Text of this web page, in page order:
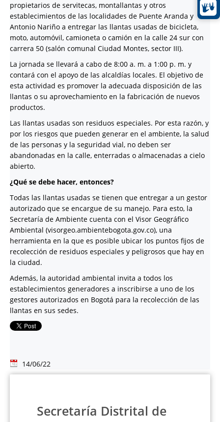
propietarios de servitecas, montallantas y otros
establecimientos de las localidades de Puente Aranda y
Antonio Nariño a entregar las llantas usadas de bicicleta,
moto, automóvil, camioneta o camión en la calle 24 sur con
carrera 50 (salón comunal Ciudad Montes, sector III).
La jornada se llevará a cabo de 8:00 a. m. a 1:00 p. m. y
contará con el apoyo de las alcaldías locales. El objetivo de
esta actividad es promover la adecuada disposición de las
llantas o su aprovechamiento en la fabricación de nuevos
productos.
Las llantas usadas son residuos especiales. Por esta razón, y
por los riesgos que pueden generar en el ambiente, la salud
de las personas y la seguridad vial, no deben ser
abandonadas en la calle, enterradas o almacenadas a cielo
abierto.
¿Qué se debe hacer, entonces?
Todas las llantas usadas se tienen que entregar a un gestor
autorizado que se encargue de su manejo. Para esto, la
Secretaría de Ambiente cuenta con el Visor Geográfico
Ambiental (visorgeo.ambientebogota.gov.co), una
herramienta en la que es posible ubicar los puntos fijos de
recolección de residuos especiales y peligrosos que hay en
la ciudad.
Además, la autoridad ambiental invita a todos los
establecimientos generadores a inscribirse a uno de los
gestores autorizados en Bogotá para la recolección de las
llantas en sus sedes.
14/06/22
Secretaría Distrital de